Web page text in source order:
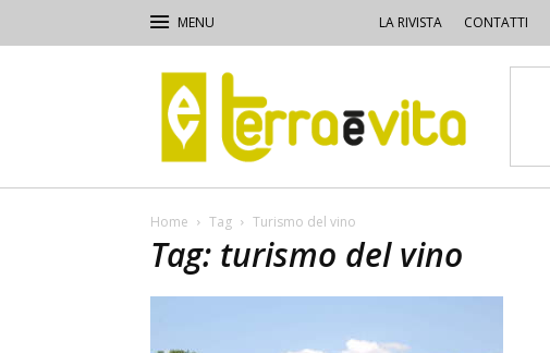
LA RIVISTA CONTATTI
Terra
e
Vita
Home Tag Turismo del vino
Tag: turismo del vino